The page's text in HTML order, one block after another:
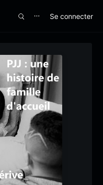
⋯ Se connecter